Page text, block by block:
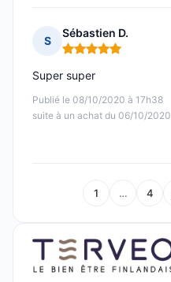
S
Sébastien D.
Note : 5 sur 5
Publié le 08/10/2020 à 17h38
suite à un achat du 06/10/2020
Super super
1 … 4